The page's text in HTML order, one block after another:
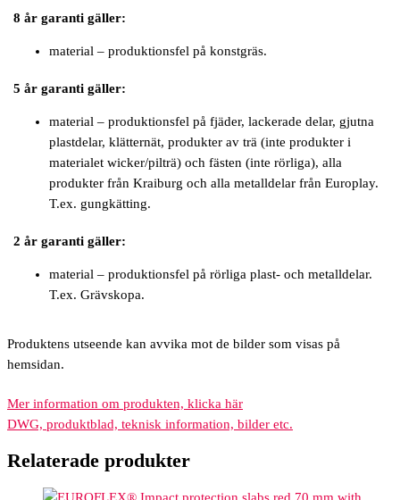
8 år garanti gäller:
material – produktionsfel på konstgräs.
5 år garanti gäller:
material – produktionsfel på fjäder, lackerade delar, gjutna
plastdelar, klätternät, produkter av trä (inte produkter i
materialet wicker/pilträ) och fästen (inte rörliga), alla
produkter från Kraiburg och alla metalldelar från Europlay.
T.ex. gungkätting.
2 år garanti gäller:
material – produktionsfel på rörliga plast- och metalldelar.
T.ex. Grävskopa.
Produktens utseende kan avvika mot de bilder som visas på
hemsidan.
Mer information om produkten, klicka här
DWG, produktblad, teknisk information, bilder etc.
Relaterade produkter